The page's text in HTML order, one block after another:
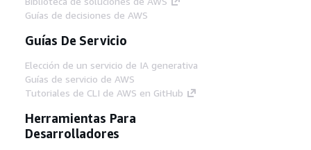
Guías de decisiones de AWS
Guías De Servicio
Elección de un servicio de IA generativa
Guías de servicio de AWS
Tutoriales de CLI de AWS en GitHub
Herramientas Para
Desarrolladores